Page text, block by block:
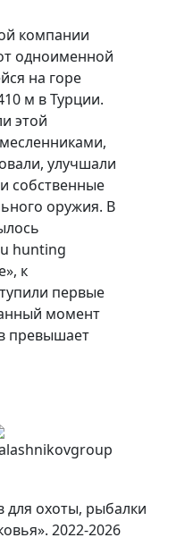
компании
одноименной
на горе
м в Турции.
этой
улучшали
собственные
оружия. В
hunting
к
первые
момент
превышает
для охоты, рыбалки
2022-2026